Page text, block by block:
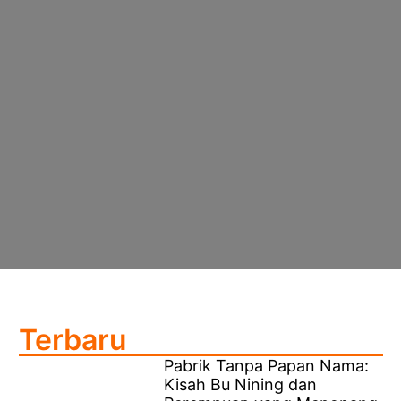
Terbaru
Pabrik Tanpa Papan Nama:
Kisah Bu Nining dan